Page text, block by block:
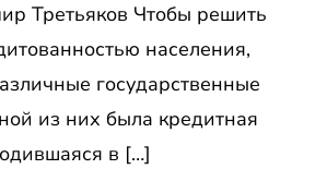
Третьяков Чтобы решить
населения,
государственные
из них была кредитная
в […]